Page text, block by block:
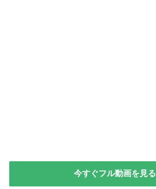
今すぐフル動画を見る